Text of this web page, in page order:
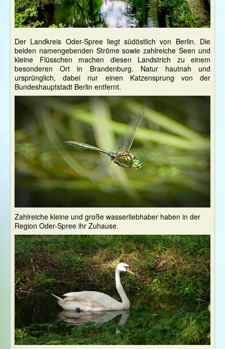
Der Landkreis Oder-Spree liegt südöstlich von Berlin. Die
beiden namengebenden Ströme sowie zahlreiche Seen und
kleine Flüsschen machen diesen Landstrich zu einem
besonderen Ort in Brandenburg. Natur hautnah und
ursprünglich, dabei nur einen Katzensprung von der
Bundeshauptstadt Berlin entfernt.
Zahlreiche kleine und große wasserliebhaber haben in der
Region Oder-Spree ihr Zuhause.